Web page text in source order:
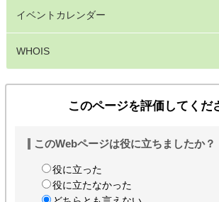
イベントカレンダー
WHOIS
このページを評価してくだ
このWebページは役に立ちましたか？
役に立った
役に立たなかった